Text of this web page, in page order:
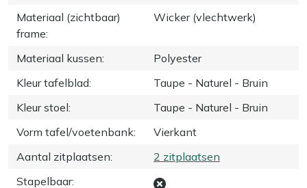
Materiaal (zichtbaar)
frame:
Wicker (vlechtwerk)
Materiaal kussen:
Polyester
Kleur tafelblad:
Taupe - Naturel - Bruin
Kleur stoel:
Taupe - Naturel - Bruin
Vorm tafel/voetenbank:
Vierkant
Aantal zitplaatsen:
2 zitplaatsen
Stapelbaar: